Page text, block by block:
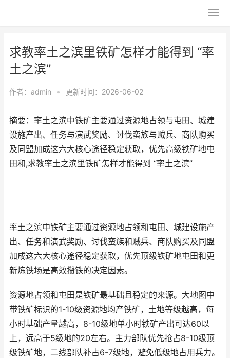
求教率土之滨里铁矿怎样才能得到 “率
土之滨”
作者： admin • 更新时间：2026-06-02
摘要：率土之滨中铁矿主要通过资源地占领与屯田、城建
设施产出、任务与演武奖励、讨伐蛮族与贼兵、商队购买
及同盟加成这六大核心途径稳定获取，优先高级铁矿地屯
田和,求教率土之滨里铁矿怎样才能得到 “率土之滨”
率土之滨中铁矿主要通过资源地占领和屯田、城建设施产
出、任务和演武奖励、讨伐蛮族和贼兵、商队购买及同盟
加成这六大核心途径稳定获取，优先顶级铁矿地屯田和更
新炼铁场是高效攒铁的决定因素。
资源地占领和屯田是铁矿最基础且稳定的来源。大地图中
带铁矿标识的1-10级资源地均产铁矿，土地等级越高，每
小时基础产量越高，8-10级地单小时铁矿产出可达60以
上，远高于5级地的20左右。主力部队优先抢占8-10级顶
级铁矿地，二线部队补占6-7级地，避免低级地占用兵力。